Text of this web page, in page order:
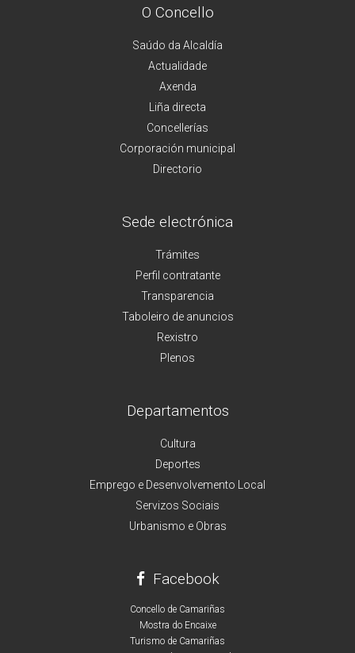
O Concello
Saúdo da Alcaldía
Actualidade
Axenda
Liña directa
Concellerías
Corporación municipal
Directorio
Sede electrónica
Trámites
Perfil contratante
Transparencia
Taboleiro de anuncios
Rexistro
Plenos
Departamentos
Cultura
Deportes
Emprego e Desenvolvemento Local
Servizos Sociais
Urbanismo e Obras
Facebook
Concello de Camariñas
Mostra do Encaixe
Turismo de Camariñas